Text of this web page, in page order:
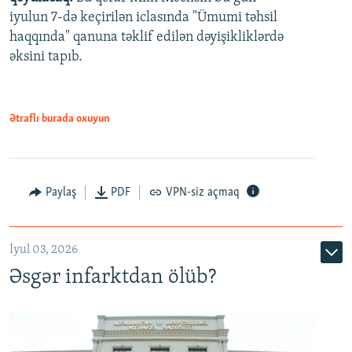
Auto 240p 360p 480p
720p 1080p
480p
720p
iyulun 7-də keçirilən iclasında "Ümumi təhsil
haqqında" qanuna təklif edilən dəyişikliklərdə
əksini tapıb.
Ətraflı burada oxuyun
Paylaş PDF VPN-siz açmaq
İyul 03, 2026
Əsgər infarktdan ölüb?